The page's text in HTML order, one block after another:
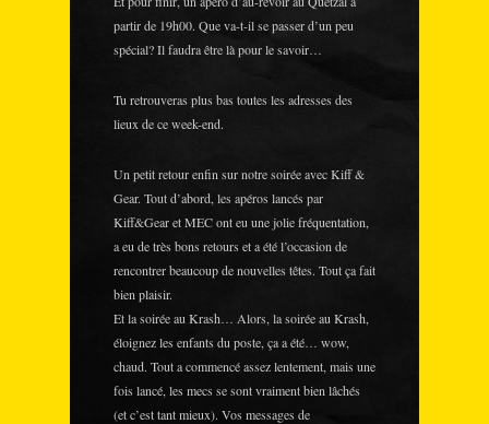
partir de 19h00. Que va-t-il se passer d’un peu
spécial? Il faudra être là pour le savoir…
Tu retrouveras plus bas toutes les adresses des
lieux de ce week-end.
Un petit retour enfin sur notre soirée avec Kiff &
Gear. Tout d’abord, les apéros lancés par
Kiff&Gear et MEC ont eu une jolie fréquentation,
a eu de très bons retours et a été l’occasion de
rencontrer beaucoup de nouvelles têtes. Tout ça fait
bien plaisir.
Et la soirée au Krash… Alors, la soirée au Krash,
éloignez les enfants du poste, ça a été… wow,
chaud. Tout a commencé assez lentement, mais une
fois lancé, les mecs se sont vraiment bien lâchés
(et c’est tant mieux). Vos messages de